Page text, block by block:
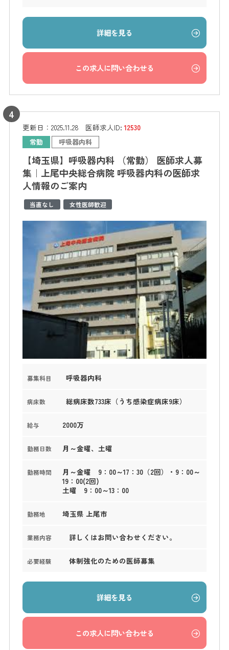
詳細を見る
この求人に問い合わせる
更新日： 2025.11.28 医師求人ID:12530
常勤 呼吸器内科
【埼玉県】呼吸器内科 （常勤） 医師求人募
集｜上尾中央総合病院 呼吸器内科の医師求
人情報のご案内
当直なし 女性医師歓迎
募集科目 呼吸器内科
病床数 総病床数733床（うち感染症病床9床）
給与 2000万
勤務日数 月～金曜、土曜
勤務時間
月～金曜 9：00～17：30（2回）・9：00～
19：00(2回)
土曜 9：00～13：00
勤務地 埼玉県 上尾市
業務内容 詳しくはお問い合わせください。
必要経験 体制強化のための医師募集
詳細を見る
この求人に問い合わせる